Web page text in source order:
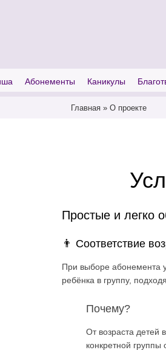
Абонементы Каникулы
Главная » О проекте
Простые и легко
Соответствие
При выборе абонемента
ребёнка в группу,
Почему?
От возраста детей
конкретной группы